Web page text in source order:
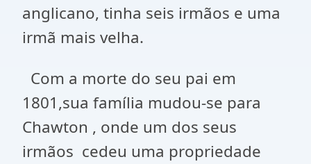
anglicano, tinha seis irmãos e uma
irmã mais velha.
Com a morte do seu pai em
1801,sua família mudou-se para
Chawton , onde um dos seus
irmãos cedeu uma propriedade